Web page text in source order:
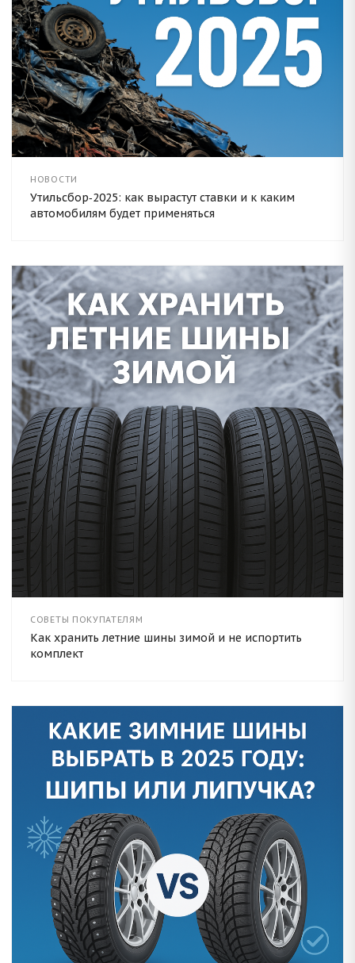
НОВОСТИ
Утильсбор‑2025: как вырастут ставки и к каким
автомобилям будет применяться
СОВЕТЫ ПОКУПАТЕЛЯМ
Как хранить летние шины зимой и не испортить
комплект